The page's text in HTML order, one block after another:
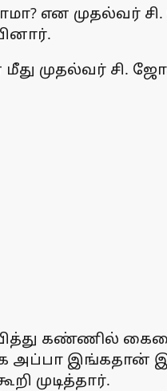
என முதல்வர்
முதல்வர் சி.
கண்ணில்
அப்பா இங்கதான்
முடித்தார்.